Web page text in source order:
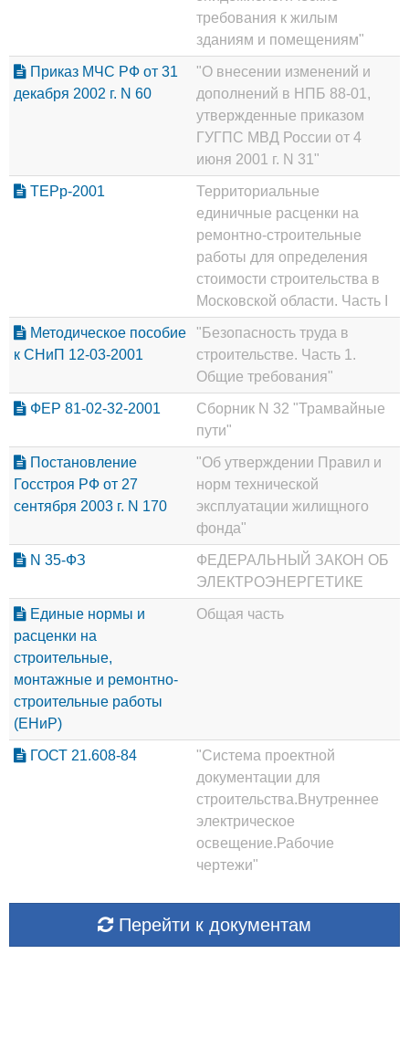
требования к жилым
зданиям и помещениям"
Приказ МЧС РФ от 31
декабря 2002 г. N 60
"О внесении изменений и
дополнений в НПБ 88-01,
утвержденные приказом
ГУГПС МВД России от 4
июня 2001 г. N 31"
ТЕРр-2001
Территориальные
единичные расценки на
ремонтно-строительные
работы для определения
стоимости строительства в
Московской области. Часть I
Методическое пособие
к СНиП 12-03-2001
"Безопасность труда в
строительстве. Часть 1.
Общие требования"
ФЕР 81-02-32-2001
Сборник N 32 "Трамвайные
пути"
Постановление
Госстроя РФ от 27
сентября 2003 г. N 170
"Об утверждении Правил и
норм технической
эксплуатации жилищного
фонда"
N 35-ФЗ
ФЕДЕРАЛЬНЫЙ ЗАКОН ОБ
ЭЛЕКТРОЭНЕРГЕТИКЕ
Единые нормы и
расценки на
строительные,
монтажные и ремонтно-
строительные работы
(ЕНиР)
Общая часть
ГОСТ 21.608-84
"Система проектной
документации для
строительства.Внутреннее
электрическое
освещение.Рабочие
чертежи"
Перейти к документам